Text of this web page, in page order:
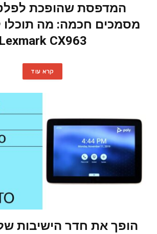
המדפסת שהופכת
מסמכים חכמה: מה
Lexmark CX963
קרא עוד
הופך את חדר הישיבות